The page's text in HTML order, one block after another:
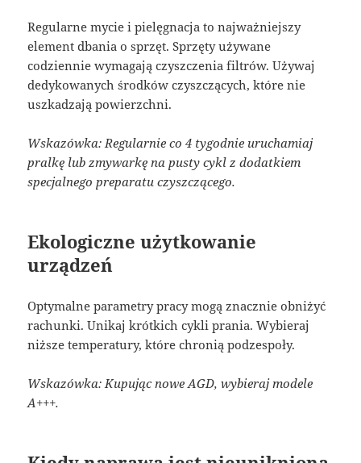
Regularne mycie i pielęgnacja to najważniejszy
element dbania o sprzęt. Sprzęty używane
codziennie wymagają czyszczenia filtrów. Używaj
dedykowanych środków czyszczących, które nie
uszkadzają powierzchni.
Wskazówka: Regularnie co 4 tygodnie uruchamiaj
pralkę lub zmywarkę na pusty cykl z dodatkiem
specjalnego preparatu czyszczącego.
Ekologiczne użytkowanie
urządzeń
Optymalne parametry pracy mogą znacznie obniżyć
rachunki. Unikaj krótkich cykli prania. Wybieraj
niższe temperatury, które chronią podzespoły.
Wskazówka: Kupując nowe AGD, wybieraj modele
A+++.